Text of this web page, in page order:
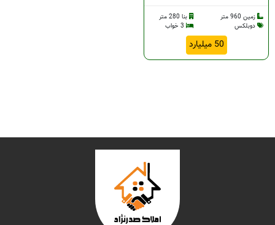
زمین 960 متر
بنا 280 متر
دوبلکس
50 میلیارد